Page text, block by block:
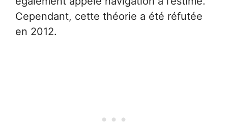
Cependant, cette théorie a été réfutée
en 2012.